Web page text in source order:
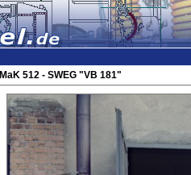
MaK 512 - SWEG "VB 181"